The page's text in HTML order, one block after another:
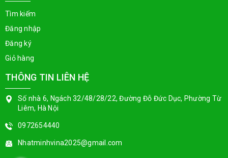
Tìm kiếm
Đăng nhập
Đăng ký
Giỏ hàng
THÔNG TIN LIÊN HỆ
Số nhà 6, Ngách 32/48/28/22, Đường Đỗ Đức Dục, Phường Từ
Liêm, Hà Nội
0972654440
Nhatminhvina2025@gmail.com